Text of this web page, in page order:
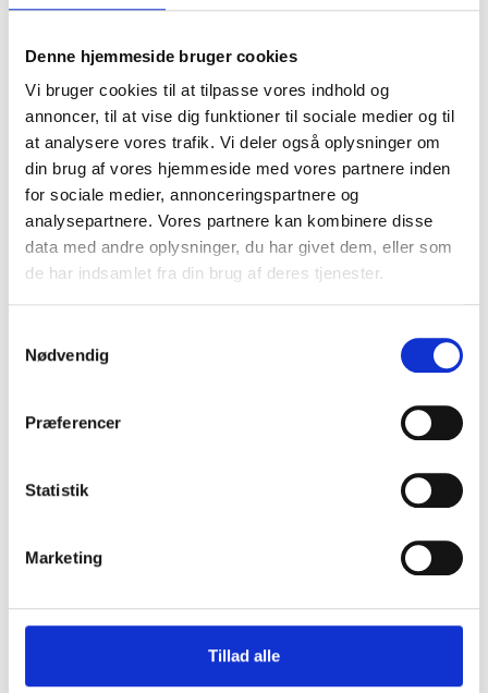
Denne hjemmeside bruger cookies
Vi bruger cookies til at tilpasse vores indhold og
annoncer, til at vise dig funktioner til sociale medier og til
at analysere vores trafik. Vi deler også oplysninger om
din brug af vores hjemmeside med vores partnere inden
for sociale medier, annonceringspartnere og
analysepartnere. Vores partnere kan kombinere disse
data med andre oplysninger, du har givet dem, eller som
de har indsamlet fra din brug af deres tjenester.
Nødvendig
Præferencer
Statistik
Marketing
Tillad alle
Kongsvang er nomineret til Årets Ejerleder 2025. En
stor anerkendelse til Kongsvangs direktører og
medejere Christina Nyhus og Jørgen Hertz.
Opfylder Servicenormen
Eliteleverandør til det offentlige
Gender Diversity Pledge